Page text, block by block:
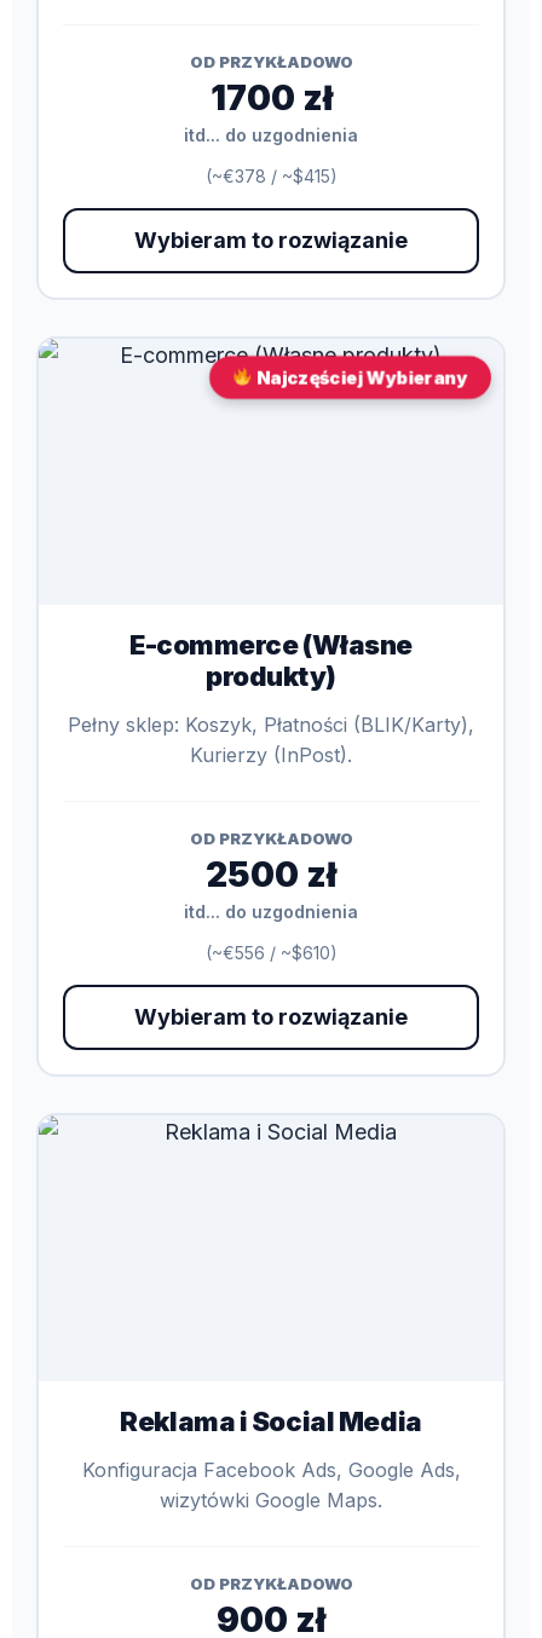
OD PRZYKŁADOWO
1700 zł
itd... do uzgodnienia
(~€378 / ~$415)
Wybieram to rozwiązanie
Najczęściej Wybierany
E-commerce (Własne
produkty)
Pełny sklep: Koszyk, Płatności (BLIK/Karty),
Kurierzy (InPost).
OD PRZYKŁADOWO
2500 zł
itd... do uzgodnienia
(~€556 / ~$610)
Wybieram to rozwiązanie
Reklama i Social Media
Konfiguracja Facebook Ads, Google Ads,
wizytówki Google Maps.
OD PRZYKŁADOWO
900 zł